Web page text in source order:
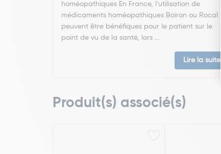
homéopathiques En France, l'utilisation de
médicaments homéopathiques Boiron ou Rocal
peuvent être bénéfiques pour le patient sur le
point de vu de la santé, lors ...
Lire la suite
Produit(s) associé(s)